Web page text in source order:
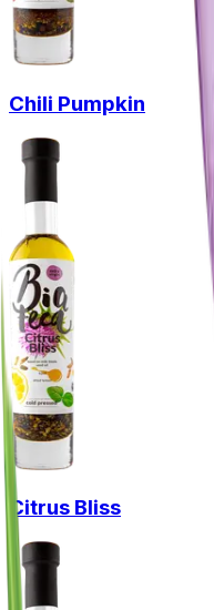
Chili Pumpkin
Citrus Bliss